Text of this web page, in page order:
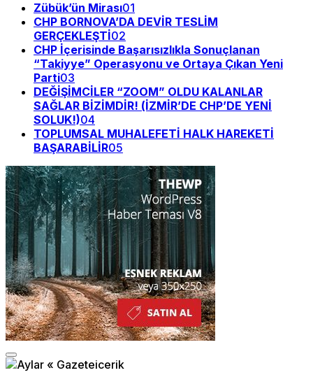
Zübük’ün Mirası01
CHP BORNOVA’DA DEVİR TESLİM
GERÇEKLEŞTİ02
CHP İçerisinde Başarısızlıkla Sonuçlanan
“Takiyye” Operasyonu ve Ortaya Çıkan Yeni
Parti03
DEĞİŞİMCİLER “ZOOM” OLDU KALANLAR
SAĞLAR BİZİMDİR! (İZMİR’DE CHP’DE YENİ
SOLUK!)04
TOPLUMSAL MUHALEFETİ HALK HAREKETİ
BAŞARABİLİR05